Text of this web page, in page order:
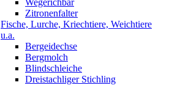
Wegerichbär
Zitronenfalter
Fische, Lurche, Kriechtiere, Weichtiere
u.a.
Bergeidechse
Bergmolch
Blindschleiche
Dreistachliger Stichling